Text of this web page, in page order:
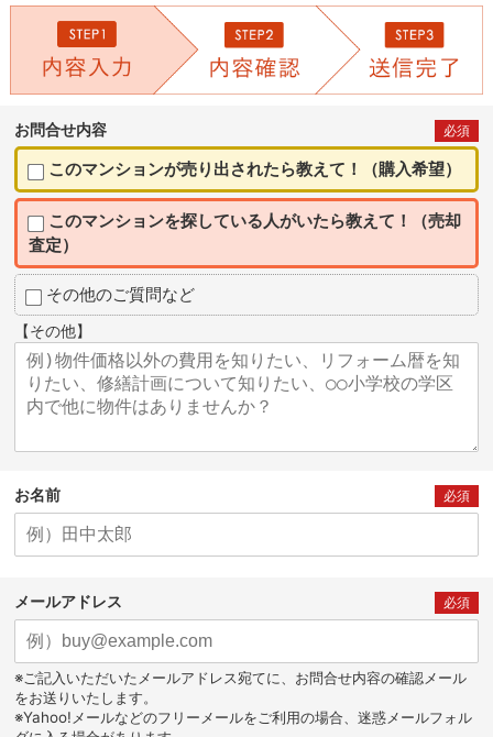
お問合せ内容 必須
このマンションが売り出されたら教えて！（購入希望）
このマンションを探している人がいたら教えて！（売却
査定）
その他のご質問など
【その他】
お名前 必須
メールアドレス 必須
※ご記入いただいたメールアドレス宛てに、お問合せ内容の確認メール
をお送りいたします。
※Yahoo!メールなどのフリーメールをご利用の場合、迷惑メールフォル